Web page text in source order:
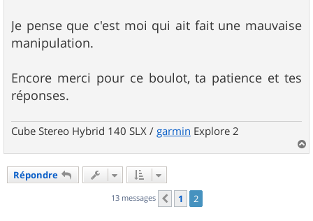
Je pense que c'est moi qui ait fait une mauvaise
manipulation.
Encore merci pour ce boulot, ta patience et tes
réponses.
Cube Stereo Hybrid 140 SLX / garmin Explore 2
a
Répondre
13 messages Précédent
1 2